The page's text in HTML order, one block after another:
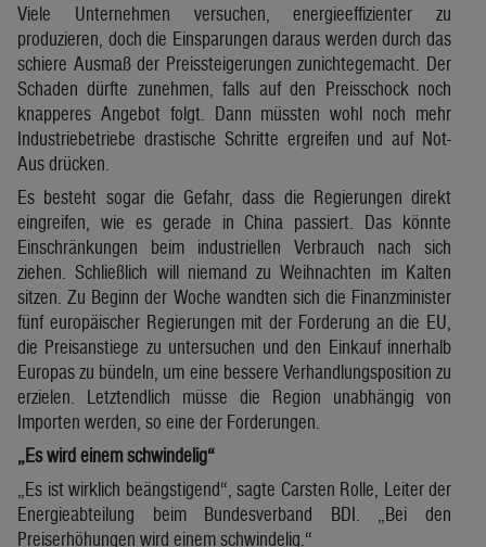
Viele Unternehmen versuchen, energieeffizienter zu
produzieren, doch die Einsparungen daraus werden durch das
schiere Ausmaß der Preissteigerungen zunichtegemacht. Der
Schaden dürfte zunehmen, falls auf den Preisschock noch
knapperes Angebot folgt. Dann müssten wohl noch mehr
Industriebetriebe drastische Schritte ergreifen und auf Not-
Aus drücken.
Es besteht sogar die Gefahr, dass die Regierungen direkt
eingreifen, wie es gerade in China passiert. Das könnte
Einschränkungen beim industriellen Verbrauch nach sich
ziehen. Schließlich will niemand zu Weihnachten im Kalten
sitzen. Zu Beginn der Woche wandten sich die Finanzminister
fünf europäischer Regierungen mit der Forderung an die EU,
die Preisanstiege zu untersuchen und den Einkauf innerhalb
Europas zu bündeln, um eine bessere Verhandlungsposition zu
erzielen. Letztendlich müsse die Region unabhängig von
Importen werden, so eine der Forderungen.
„Es wird einem schwindelig“
„Es ist wirklich beängstigend“, sagte Carsten Rolle, Leiter der
Energieabteilung beim Bundesverband BDI. „Bei den
Preiserhöhungen wird einem schwindelig.“